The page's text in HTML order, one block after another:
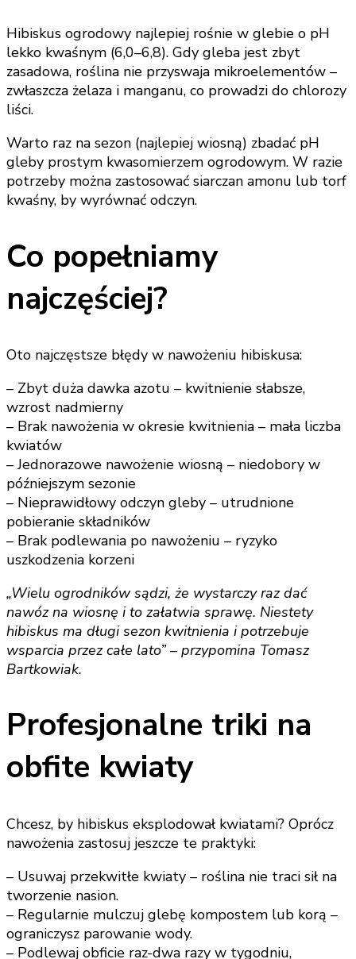
Hibiskus ogrodowy najlepiej rośnie w glebie o pH
lekko kwaśnym (6,0–6,8). Gdy gleba jest zbyt
zasadowa, roślina nie przyswaja mikroelementów –
zwłaszcza żelaza i manganu, co prowadzi do chlorozy
liści.
Warto raz na sezon (najlepiej wiosną) zbadać pH
gleby prostym kwasomierzem ogrodowym. W razie
potrzeby można zastosować siarczan amonu lub torf
kwaśny, by wyrównać odczyn.
Co popełniamy
najczęściej?
Oto najczęstsze błędy w nawożeniu hibiskusa:
– Zbyt duża dawka azotu – kwitnienie słabsze,
wzrost nadmierny
– Brak nawożenia w okresie kwitnienia – mała liczba
kwiatów
– Jednorazowe nawożenie wiosną – niedobory w
późniejszym sezonie
– Nieprawidłowy odczyn gleby – utrudnione
pobieranie składników
– Brak podlewania po nawożeniu – ryzyko
uszkodzenia korzeni
„Wielu ogrodników sądzi, że wystarczy raz dać
nawóz na wiosnę i to załatwia sprawę. Niestety
hibiskus ma długi sezon kwitnienia i potrzebuje
wsparcia przez całe lato” – przypomina Tomasz
Bartkowiak.
Profesjonalne triki na
obfite kwiaty
Chcesz, by hibiskus eksplodował kwiatami? Oprócz
nawożenia zastosuj jeszcze te praktyki:
– Usuwaj przekwitłe kwiaty – roślina nie traci sił na
tworzenie nasion.
– Regularnie mulczuj glebę kompostem lub korą –
ograniczysz parowanie wody.
– Podlewaj obficie raz-dwa razy w tygodniu,